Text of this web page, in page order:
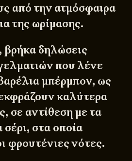
από την ατμόσφαιρα
της ωρίμασης.
βρήκα δηλώσεις
που λένε
μπέρμπον, ως
καλύτερα
σε αντίθεση με τα
στα οποία
φρουτένιες νότες.